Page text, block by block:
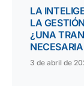
LA
LA
¿UNA
3 de abril de